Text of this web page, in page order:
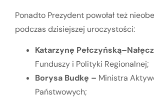
Ponadto Prezydent powołał też
podczas dzisiejszej uroczystości:
Katarzynę
Funduszy i Polityki Regionalnej;
Borysa Budkę – Ministra
Państwowych;